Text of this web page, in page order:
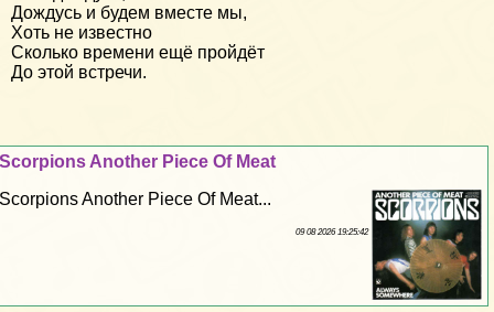
Дождусь и будем вместе мы,
Хоть не известно
Сколько времени ещё пройдёт
До этой встречи.
Scorpions Another Piece Of Meat
Scorpions Another Piece Of Meat...
09 08 2026 19:25:42